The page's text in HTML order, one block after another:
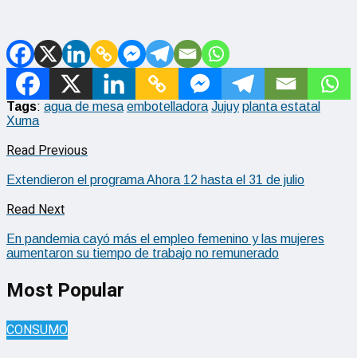
Tags: agua de mesa embotelladora Jujuy planta estatal
Xuma
Read Previous
Extendieron el programa Ahora 12 hasta el 31 de julio
Read Next
En pandemia cayó más el empleo femenino y las mujeres
aumentaron su tiempo de trabajo no remunerado
Most Popular
CONSUMO